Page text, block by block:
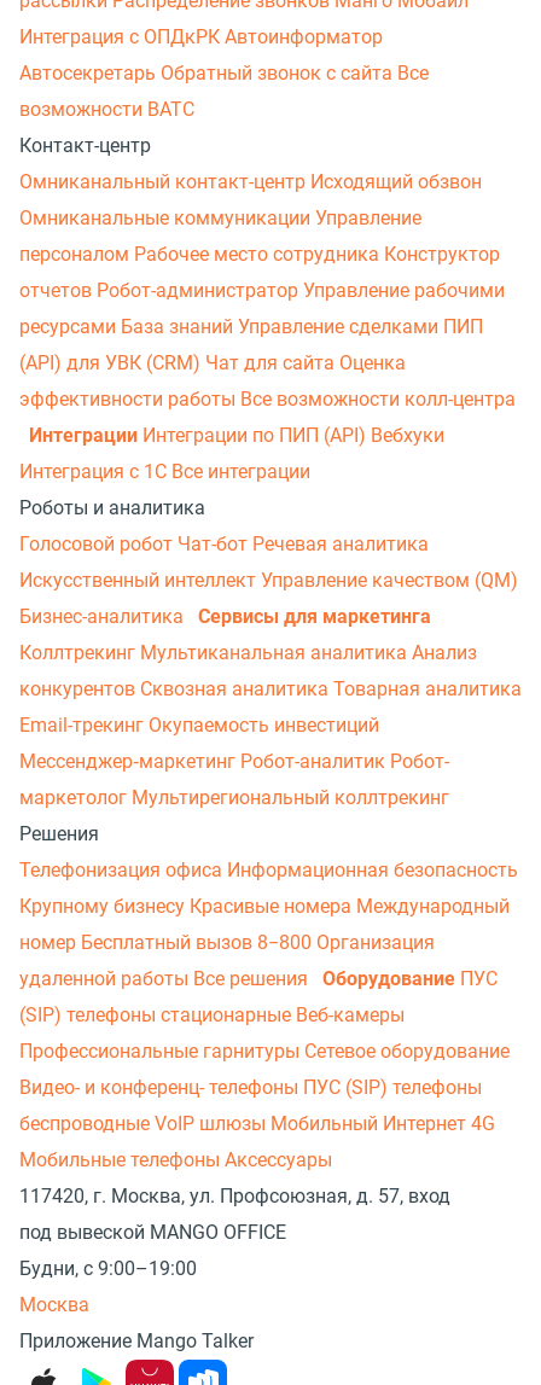
Интеграция с ОПДкРК Автоинформатор
Автосекретарь Обратный звонок с сайта Все
возможности ВАТС
Контакт-центр
Омниканальный контакт-центр Исходящий обзвон
Омниканальные коммуникации Управление
персоналом Рабочее место сотрудника Конструктор
отчетов Робот-администратор Управление рабочими
ресурсами База знаний Управление сделками ПИП
(API) для УВК (CRM) Чат для сайта Оценка
эффективности работы Все возможности колл-центра
Интеграции Интеграции по ПИП (API) Вебхуки
Интеграция с 1С Все интеграции
Роботы и аналитика
Голосовой робот Чат-бот Речевая аналитика
Искусственный интеллект Управление качеством (QM)
Бизнес-аналитика
Сервисы для маркетинга
Коллтрекинг Мультиканальная аналитика Анализ
конкурентов Сквозная аналитика Товарная аналитика
Email-трекинг Окупаемость инвестиций
Мессенджер‑маркетинг Робот-аналитик Робот-
маркетолог Мультирегиональный коллтрекинг
Решения
Телефонизация офиса Информационная безопасность
Крупному бизнесу Красивые номера Международный
номер Бесплатный вызов 8−800 Организация
удаленной работы Все решения Оборудование ПУС
(SIP) телефоны стационарные Веб-камеры
Профессиональные гарнитуры Сетевое оборудование
Видео- и конференц- телефоны ПУС (SIP) телефоны
беспроводные VoIP шлюзы Мобильный Интернет 4G
Мобильные телефоны Аксессуары
117420, г. Москва, ул. Профсоюзная, д. 57, вход
под вывеской MANGO OFFICE
Будни, с 9:00–19:00
Москва
Приложение Mango Talker